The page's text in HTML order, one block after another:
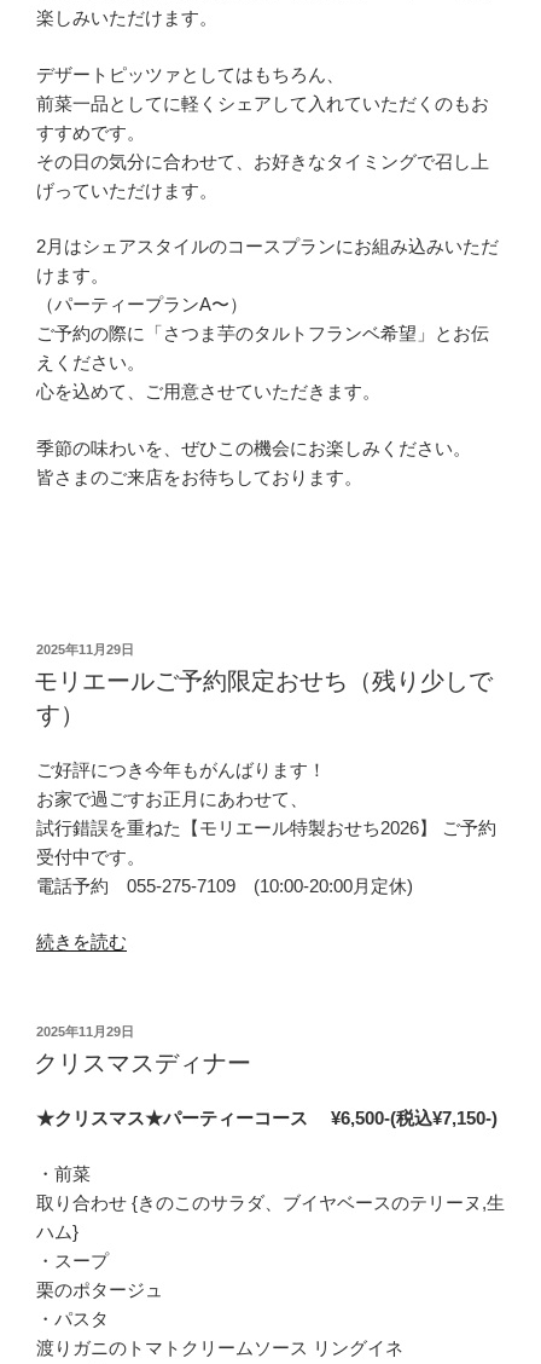
楽しみいただけます。
デザートピッツァとしてはもちろん、
前菜一品としてに軽くシェアして入れていただくのもお
すすめです。
その日の気分に合わせて、お好きなタイミングで召し上
げっていただけます。
2月はシェアスタイルのコースプランにお組み込みいただ
けます。
（パーティープランA〜）
ご予約の際に「さつま芋のタルトフランベ希望」とお伝
えください。
心を込めて、ご用意させていただきます。
季節の味わいを、ぜひこの機会にお楽しみください。
皆さまのご来店をお待ちしております。
投
日:
2025年11月29日
モリエールご予約限定おせち（残り少しで
す）
ご好評につき今年もがんばります！
お家で過ごすお正月にあわせて、
試行錯誤を重ねた【モリエール特製おせち2026】 ご予約
受付中です。
電話予約 055-275-7109 (10:00-20:00月定休)
“モ
ー
ル
予
限
定
お
せ
ち
（残
り
続きを読む
投
稿
日:
2025年11月29日
クリスマスディナー
★クリスマス★パーティーコース ¥6,500-(税込¥7,150-)
・前菜
取り合わせ {きのこのサラダ、ブイヤベースのテリーヌ,生
ハム}
・スープ
栗のポタージュ
・パスタ
渡りガニのトマトクリームソース リングイネ